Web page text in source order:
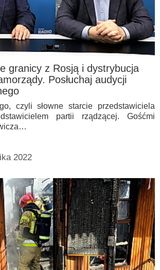
granicy z Rosją i dystrybucja
Posłuchaj audycji
czyli słowne starcie przedstawiciela
partii rządzącej. Gośćmi
2022